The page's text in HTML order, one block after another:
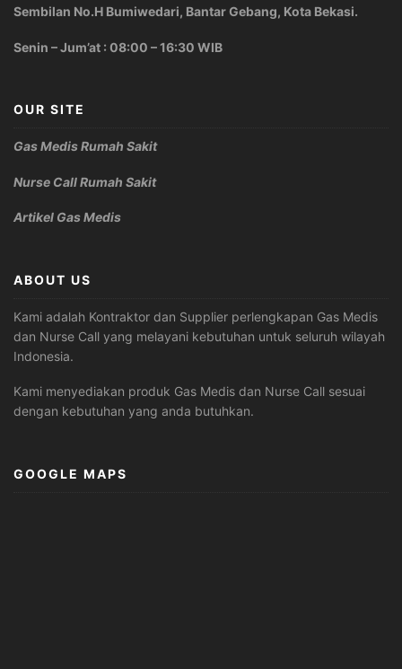
Sembilan No.H Bumiwedari, Bantar Gebang, Kota Bekasi.
Senin – Jum’at : 08:00 – 16:30 WIB
OUR SITE
Gas Medis Rumah Sakit
Nurse Call Rumah Sakit
Artikel Gas Medis
ABOUT US
Kami adalah Kontraktor dan Supplier perlengkapan Gas Medis
dan Nurse Call yang melayani kebutuhan untuk seluruh wilayah
Indonesia.
Kami menyediakan produk Gas Medis dan Nurse Call sesuai
dengan kebutuhan yang anda butuhkan.
GOOGLE MAPS